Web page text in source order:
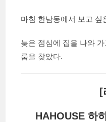
마침 한남동에서 보고 싶
늦은 점심에 집을 나와
룸을 찾았다.
[
HAHOUSE 하